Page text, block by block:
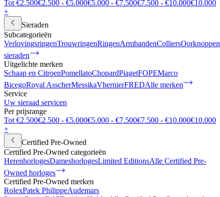
Tot €2.500€2.500 - €5.000€5.000 - €7.500€7.500 - €10.000€10.000
+
Sieraden
Subcategorieën
VerlovingsringenTrouwringenRingenArmbandenColliersOorknoppen
sieraden
Uitgelichte merken
Schaap en CitroenPomellatoChopardPiagetFOPEMarco
BicegoRoyal AsscherMessikaVhernierFREDAlle merken
Service
Uw sieraad servicen
Per prijsrange
Tot €2.500€2.500 - €5.000€5.000 - €7.500€7.500 - €10.000€10.000
+
Certified Pre-Owned
Certified Pre-Owned categorieën
HerenhorlogesDameshorlogesLimited EditionsAlle Certified Pre-
Owned horloges
Certified Pre-Owned merken
RolexPatek PhilippeAudemars